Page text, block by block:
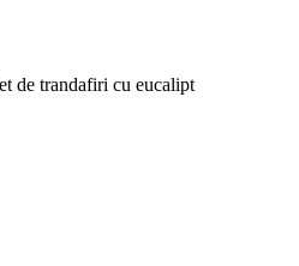
de trandafiri cu eucalipt